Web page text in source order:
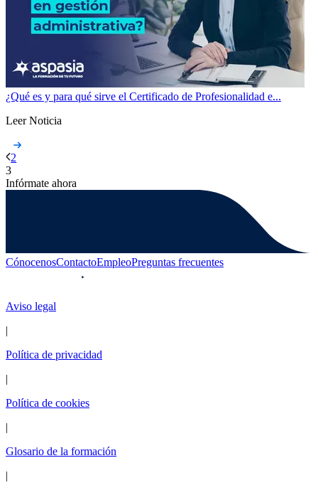
¿Qué es y para qué sirve el Certificado de Profesionalidad e...
Leer Noticia
2
3
Infórmate ahora
CónocenosContactoEmpleoPreguntas frecuentes
Aviso legal
|
Política de privacidad
|
Política de cookies
|
Glosario de la formación
|